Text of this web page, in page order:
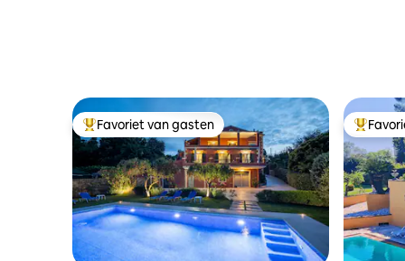
Topfavoriet van gasten
Favoriet van gasten